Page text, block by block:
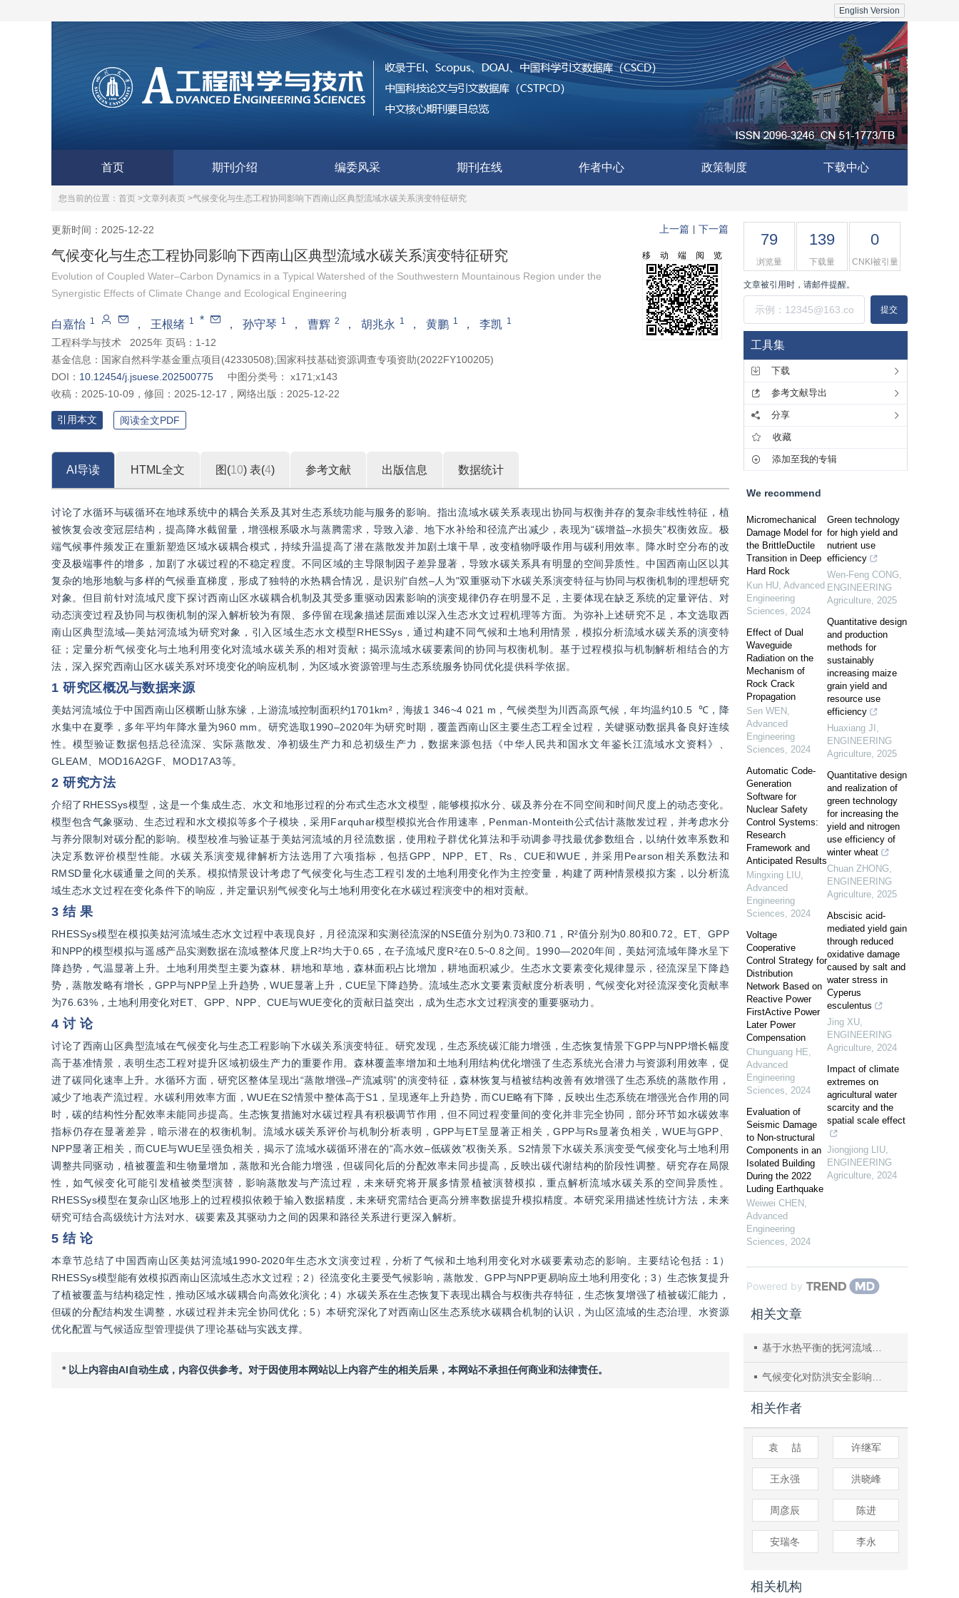
English Version
首页 期刊介绍 编委风采 期刊在线 作者中心 政策制度 下载中心
您当前的位置： 首页 >文章列表页 >气候变化与生态工程协同影响下西南山区典型流域水碳关系演变特征研究
更新时间：2025-12-22 上一篇 下一篇
气候变化与生态工程协同影响下西南山区典型流域水碳关系演变特征研究
Evolution of Coupled Water–Carbon Dynamics in a Typical Watershed of the Southwestern Mountainous Region under the
Synergistic Effects of Climate Change and Ecological Engineering
白嘉怡 1 ， 王根绪 1 * ， 孙守琴 1 ， 曹辉 2 ， 胡兆永 1 ， 黄鹏 1 ， 李凯 1
工程科学与技术
2025年 页码：1-12
基金信息： 国家自然科学基金重点项目(42330508);国家科技基础资源调查专项资助(2022FY100205)
DOI： 10.12454/j.jsuese.202500775 中图分类号：
x171;x143
收稿： 2025-10-09 ， 修回： 2025-12-17 ， 网络出版： 2025-12-22
移动端阅览
引用本文 阅读全文PDF
AI导读 HTML全文 图(10) 表(4) 参考文献 出版信息 数据统计
讨论了水循环与碳循环在地球系统中的耦合关系及其对生态系统功能与服务的影响。指出流域水碳关系表现出协同与权衡并存的复杂非线性特征，植
被恢复会改变冠层结构，提高降水截留量，增强根系吸水与蒸腾需求，导致入渗、地下水补给和径流产出减少，表现为“碳增益–水损失”权衡效应。极
端气候事件频发正在重新塑造区域水碳耦合模式，持续升温提高了潜在蒸散发并加剧土壤干旱，改变植物呼吸作用与碳利用效率。降水时空分布的改
变及极端事件的增多，加剧了水碳过程的不稳定程度。不同区域的主导限制因子差异显著，导致水碳关系具有明显的空间异质性。中国西南山区以其
复杂的地形地貌与多样的气候垂直梯度，形成了独特的水热耦合情况，是识别"自然–人为"双重驱动下水碳关系演变特征与协同与权衡机制的理想研究
对象。但目前针对流域尺度下探讨西南山区水碳耦合机制及其受多重驱动因素影响的演变规律仍存在明显不足，主要体现在缺乏系统的定量评估、对
动态演变过程及协同与权衡机制的深入解析较为有限、多停留在现象描述层面难以深入生态水文过程机理等方面。为弥补上述研究不足，本文选取西
南山区典型流域—美姑河流域为研究对象，引入区域生态水文模型RHESSys，通过构建不同气候和土地利用情景，模拟分析流域水碳关系的演变特
征；定量分析气候变化与土地利用变化对流域水碳关系的相对贡献；揭示流域水碳要素间的协同与权衡机制。基于过程模拟与机制解析相结合的方
法，深入探究西南山区水碳关系对环境变化的响应机制，为区域水资源管理与生态系统服务协同优化提供科学依据。
1 研究区概况与数据来源
美姑河流域位于中国西南山区横断山脉东缘，上游流域控制面积约1701km²，海拔1 346~4 021 m，气候类型为川西高原气候，年均温约10.5  ℃，降
水集中在夏季，多年平均年降水量为960 mm。研究选取1990–2020年为研究时期，覆盖西南山区主要生态工程全过程，关键驱动数据具备良好连续
性。模型验证数据包括总径流深、实际蒸散发、净初级生产力和总初级生产力，数据来源包括《中华人民共和国水文年鉴长江流域水文资料》、
GLEAM、MOD16A2GF、MOD17A3等。
2 研究方法
介绍了RHESSys模型，这是一个集成生态、水文和地形过程的分布式生态水文模型，能够模拟水分、碳及养分在不同空间和时间尺度上的动态变化。
模型包含气象驱动、生态过程和水文模拟等多个子模块，采用Farquhar模型模拟光合作用速率，Penman-Monteith公式估计蒸散发过程，并考虑水分
与养分限制对碳分配的影响。模型校准与验证基于美姑河流域的月径流数据，使用粒子群优化算法和手动调参寻找最优参数组合，以纳什效率系数和
决定系数评价模型性能。水碳关系演变规律解析方法选用了六项指标，包括GPP、NPP、ET、Rs、CUE和WUE，并采用Pearson相关系数法和
RMSD量化水碳通量之间的关系。模拟情景设计考虑了气候变化与生态工程引发的土地利用变化作为主控变量，构建了两种情景模拟方案，以分析流
域生态水文过程在变化条件下的响应，并定量识别气候变化与土地利用变化在水碳过程演变中的相对贡献。
3 结 果
RHESSys模型在模拟美姑河流域生态水文过程中表现良好，月径流深和实测径流深的NSE值分别为0.73和0.71，R²值分别为0.80和0.72。ET、GPP
和NPP的模型模拟与遥感产品实测数据在流域整体尺度上R²均大于0.65，在子流域尺度R²在0.5~0.8之间。1990—2020年间，美姑河流域年降水呈下
降趋势，气温显著上升。土地利用类型主要为森林、耕地和草地，森林面积占比增加，耕地面积减少。生态水文要素变化规律显示，径流深呈下降趋
势，蒸散发略有增长，GPP与NPP呈上升趋势，WUE显著上升，CUE呈下降趋势。流域生态水文要素贡献度分析表明，气候变化对径流深变化贡献率
为76.63%，土地利用变化对ET、GPP、NPP、CUE与WUE变化的贡献日益突出，成为生态水文过程演变的重要驱动力。
4 讨 论
讨论了西南山区典型流域在气候变化与生态工程影响下水碳关系演变特征。研究发现，生态系统碳汇能力增强，生态恢复情景下GPP与NPP增长幅度
高于基准情景，表明生态工程对提升区域初级生产力的重要作用。森林覆盖率增加和土地利用结构优化增强了生态系统光合潜力与资源利用效率，促
进了碳同化速率上升。水循环方面，研究区整体呈现出“蒸散增强–产流减弱”的演变特征，森林恢复与植被结构改善有效增强了生态系统的蒸散作用，
减少了地表产流过程。水碳利用效率方面，WUE在S2情景中整体高于S1，呈现逐年上升趋势，而CUE略有下降，反映出生态系统在增强光合作用的同
时，碳的结构性分配效率未能同步提高。生态恢复措施对水碳过程具有积极调节作用，但不同过程变量间的变化并非完全协同，部分环节如水碳效率
指标仍存在显著差异，暗示潜在的权衡机制。流域水碳关系评价与机制分析表明，GPP与ET呈显著正相关，GPP与Rs显著负相关，WUE与GPP、
NPP显著正相关，而CUE与WUE呈强负相关，揭示了流域水碳循环潜在的“高水效–低碳效”权衡关系。S2情景下水碳关系演变受气候变化与土地利用
调整共同驱动，植被覆盖和生物量增加，蒸散和光合能力增强，但碳同化后的分配效率未同步提高，反映出碳代谢结构的阶段性调整。研究存在局限
性，如气候变化可能引发植被类型演替，影响蒸散发与产流过程，未来研究将开展多情景植被演替模拟，重点解析流域水碳关系的空间异质性。
RHESSys模型在复杂山区地形上的过程模拟依赖于输入数据精度，未来研究需结合更高分辨率数据提升模拟精度。本研究采用描述性统计方法，未来
研究可结合高级统计方法对水、碳要素及其驱动力之间的因果和路径关系进行更深入解析。
5 结 论
本章节总结了中国西南山区美姑河流域1990-2020年生态水文演变过程，分析了气候和土地利用变化对水碳要素动态的影响。主要结论包括：1）
RHESSys模型能有效模拟西南山区流域生态水文过程；2）径流变化主要受气候影响，蒸散发、GPP与NPP更易响应土地利用变化；3）生态恢复提升
了植被覆盖与结构稳定性，推动区域水碳耦合向高效化演化；4）水碳关系在生态恢复下表现出耦合与权衡共存特征，生态恢复增强了植被碳汇能力，
但碳的分配结构发生调整，水碳过程并未完全协同优化；5）本研究深化了对西南山区生态系统水碳耦合机制的认识，为山区流域的生态治理、水资源
优化配置与气候适应型管理提供了理论基础与实践支撑。
* 以上内容由AI自动生成，内容仅供参考。对于因使用本网站以上内容产生的相关后果，本网站不承担任何商业和法律责任。
79
浏览量
139
下载量
0
CNKI被引量
文章被引用时，请邮件提醒。
提交
工具集
下载
参考文献导出
分享
收藏
添加至我的专辑
We recommend
Micromechanical
Damage Model for
the BrittleDuctile
Transition in Deep
Hard Rock
Kun HU, Advanced
Engineering
Sciences, 2024
Effect of Dual
Waveguide
Radiation on the
Mechanism of
Rock Crack
Propagation
Sen WEN ,
Advanced
Engineering
Sciences, 2024
Automatic Code-
Generation
Software for
Nuclear Safety
Control Systems:
Research
Framework and
Anticipated Results
Mingxing LIU,
Advanced
Engineering
Sciences, 2024
Voltage
Cooperative
Control Strategy for
Distribution
Network Based on
Reactive Power
FirstActive Power
Later Power
Compensation
Chunguang HE,
Advanced
Engineering
Sciences, 2024
Evaluation of
Seismic Damage
to Non-structural
Components in an
Isolated Building
During the 2022
Luding Earthquake
Weiwei CHEN ,
Advanced
Engineering
Sciences, 2024
Green technology
for high yield and
nutrient use
efficiency
Wen-Feng CONG,
ENGINEERING
Agriculture, 2025
Quantitative design
and production
methods for
sustainably
increasing maize
grain yield and
resource use
efficiency
Huaxiang JI ,
ENGINEERING
Agriculture, 2025
Quantitative design
and realization of
green technology
for increasing the
yield and nitrogen
use efficiency of
winter wheat
Chuan ZHONG,
ENGINEERING
Agriculture, 2025
Abscisic acid-
mediated yield gain
through reduced
oxidative damage
caused by salt and
water stress in
Cyperus
esculentus
Jing XU,
ENGINEERING
Agriculture, 2024
Impact of climate
extremes on
agricultural water
scarcity and the
spatial scale effect
Jiongjiong LIU,
ENGINEERING
Agriculture, 2024
Powered by
相关文章
基于水热平衡的抚河流域地表径流长期预估
气候变化对防洪安全影响研究面临的机遇与挑战
相关作者
袁 喆 许继军
王永强 洪晓峰
周彦辰 陈进
安瑞冬 李永
相关机构